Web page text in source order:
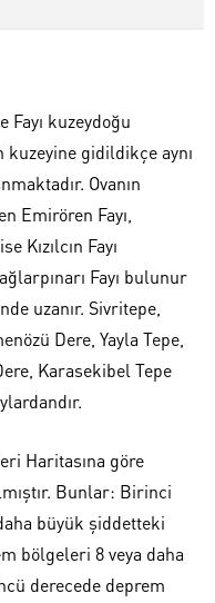
Fayı kuzeydoğu
kuzeyine gidildikçe aynı
Ovanın
Emirören Fayı,
Kızılcın Fayı
Fayı bulunur
uzanır. Sivritepe,
Dere, Yayla Tepe,
Karasekibel Tepe
Haritasına göre
Bunlar: Birinci
büyük şiddetteki
bölgeleri 8 veya daha
derecede deprem